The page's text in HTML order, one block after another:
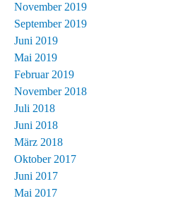
November 2019
September 2019
Juni 2019
Mai 2019
Februar 2019
November 2018
Juli 2018
Juni 2018
März 2018
Oktober 2017
Juni 2017
Mai 2017